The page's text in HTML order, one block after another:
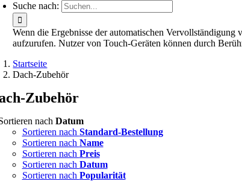
Suche nach:
Wenn die Ergebnisse der automatischen
aufzurufen. Nutzer von Touch-Geräten können durch
Startseite
Dach-Zubehör
Zubehör
nach Datum
Sortieren nach Standard-Bestellung
Sortieren nach Name
Sortieren nach Preis
Sortieren nach Datum
Sortieren nach Popularität